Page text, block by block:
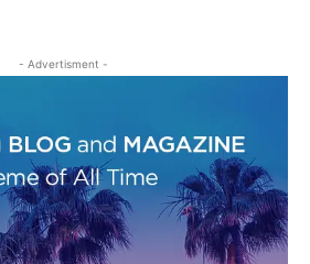
- Advertisment -